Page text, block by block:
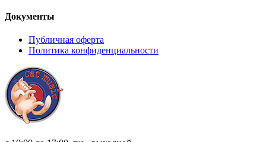
Документы
Публичная оферта
Политика конфиденциальности